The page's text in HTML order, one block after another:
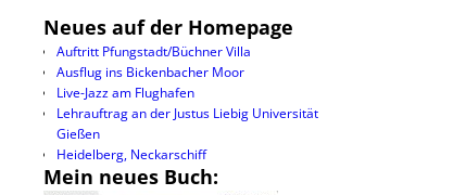
Neues auf der Homepage
Auftritt Pfungstadt/Büchner Villa
Ausflug ins Bickenbacher Moor
Live-Jazz am Flughafen
Lehrauftrag an der Justus Liebig Universität
Gießen
Heidelberg, Neckarschiff
Mein neues Buch: